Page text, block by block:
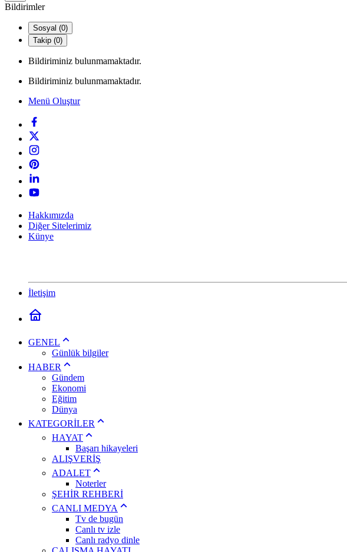
Bildirimler
Sosyal (0)
Takip (0)
Bildiriminiz bulunmamaktadır.
Bildiriminiz bulunmamaktadır.
Menü Oluştur
Hakkımızda
Diğer Sitelerimiz
Künye
İletişim
GENEL
Günlük bilgiler
HABER
Gündem
Ekonomi
Eğitim
Dünya
KATEGORİLER
HAYAT
Başarı hikayeleri
ALIŞVERİŞ
ADALET
Noterler
ŞEHİR REHBERİ
CANLI MEDYA
Tv de bugün
Canlı tv izle
Canlı radyo dinle